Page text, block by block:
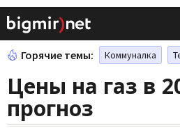
Горячие темы: Коммуналка
Цены на газ в
прогноз